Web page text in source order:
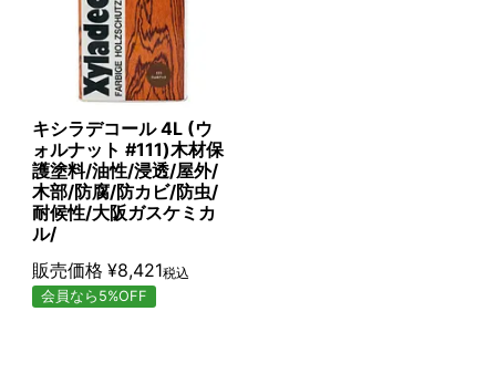
キシラデコール 4L (ウ
ォルナット #111)木材保
護塗料/油性/浸透/屋外/
木部/防腐/防カビ/防虫/
耐候性/大阪ガスケミカ
ル/
販売価格 ¥8,421税込
会員なら5%OFF